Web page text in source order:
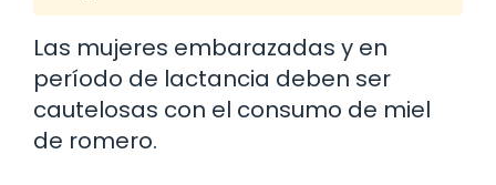
Las mujeres embarazadas y en
período de lactancia deben ser
cautelosas con el consumo de miel
de romero.